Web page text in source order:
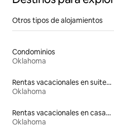
Otros tipos de alojamientos
Condominios
Oklahoma
Rentas vacacionales en suites privadas
Oklahoma
Rentas vacacionales en casas con inodoro de altura accesible
Oklahoma